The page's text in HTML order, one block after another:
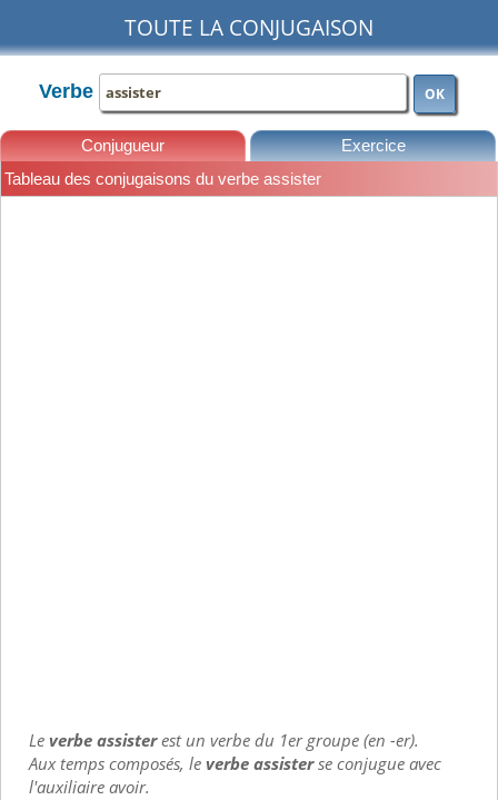
TOUTE LA CONJUGAISON
Verbe OK
Conjugueur Exercice
Tableau des conjugaisons du verbe assister
Leverbe assisterest un verbe du 1er groupe (en -er).
Aux temps composés, leverbe assisterse conjugue avec
l'auxiliaire avoir.